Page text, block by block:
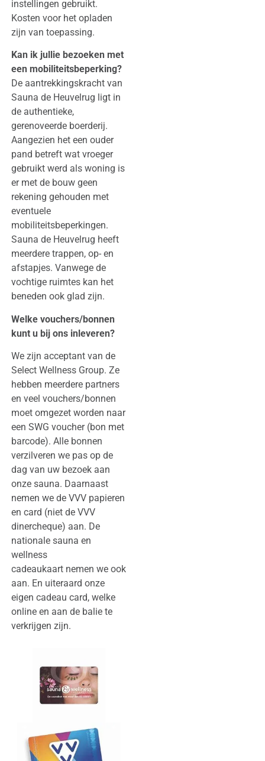
instellingen gebruikt.
Kosten voor het opladen
zijn van toepassing.
Kan ik jullie bezoeken met
een mobiliteitsbeperking?
De aantrekkingskracht van
Sauna de Heuvelrug ligt in
de authentieke,
gerenoveerde boerderij.
Aangezien het een ouder
pand betreft wat vroeger
gebruikt werd als woning is
er met de bouw geen
rekening gehouden met
eventuele
mobiliteitsbeperkingen.
Sauna de Heuvelrug heeft
meerdere trappen, op- en
afstapjes. Vanwege de
vochtige ruimtes kan het
beneden ook glad zijn.
Welke vouchers/bonnen
kunt u bij ons inleveren?
We zijn acceptant van de
Select Wellness Group. Ze
hebben meerdere partners
en veel vouchers/bonnen
moet omgezet worden naar
een SWG voucher (bon met
barcode). Alle bonnen
verzilveren we pas op de
dag van uw bezoek aan
onze sauna. Daarnaast
nemen we de VVV papieren
en card (niet de VVV
dinercheque) aan. De
nationale sauna en
wellness
cadeaukaart nemen we ook
aan. En uiteraard onze
eigen cadeau card, welke
online en aan de balie te
verkrijgen zijn.